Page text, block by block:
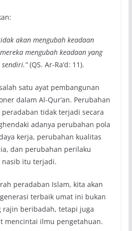
akan mengubah keadaan
mengubah keadaan yang
(QS. Ar-Ra’d: 11).
satu ayat pembangunan
dalam Al-Qur’an. Perubahan
tidak terjadi secara
adanya perubahan pola
kerja, perubahan kualitas
dan perubahan perilaku
itu terjadi.
peradaban Islam, kita akan
terbaik umat ini bukan
rajin beribadah, tetapi juga
mencintai ilmu pengetahuan.